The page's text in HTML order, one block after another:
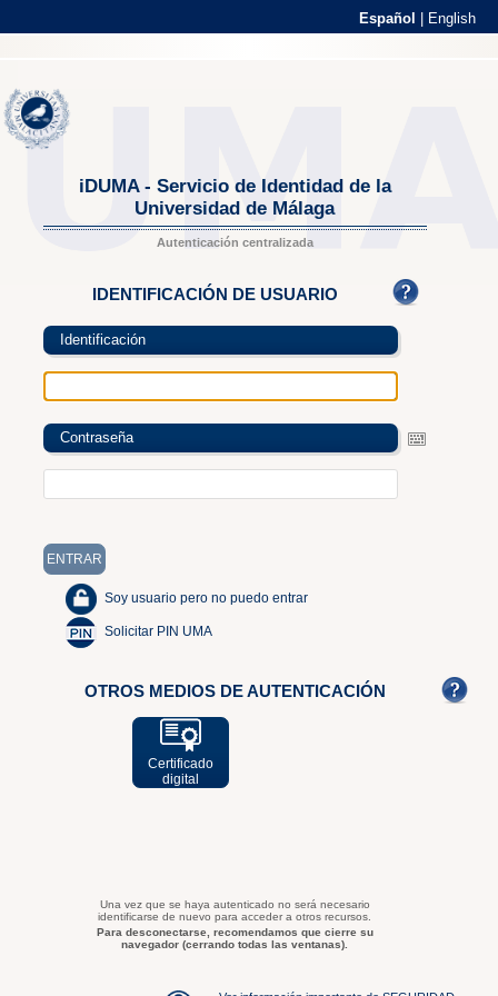
Español English
iDUMA - Servicio de Identidad de la
Universidad de Málaga
Autenticación centralizada
IDENTIFICACIÓN DE USUARIO
Identificación
Contraseña
Soy usuario pero no puedo entrar
Solicitar PIN UMA
OTROS MEDIOS DE AUTENTICACIÓN
Certificado
digital
Una vez que se haya autenticado no será necesario
identificarse de nuevo para acceder a otros recursos.
Para desconectarse, recomendamos que cierre su
navegador (cerrando todas las ventanas).